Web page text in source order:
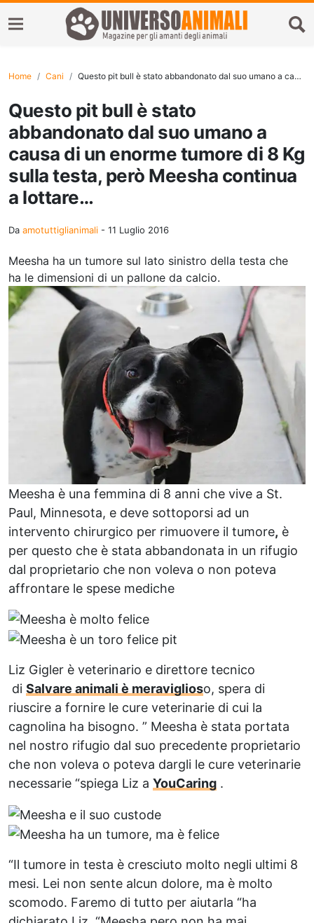
Home Cani Questo pit bull è stato abbandonato dal suo umano a causa di un enorme tumore di 8 Kg sulla testa, però Meesha continua a lottare…
Questo pit bull è stato
abbandonato dal suo umano a
causa di un enorme tumore di 8 Kg
sulla testa, però Meesha continua
a lottare…
Da amotuttiglianimali - 11 Luglio 2016
Meesha ha un tumore sul lato sinistro della testa che
ha le dimensioni di un pallone da calcio.
Meesha è una femmina di 8 anni che vive a St.
Paul, Minnesota, e deve sottoporsi ad un
intervento chirurgico per rimuovere il tumore, è
per questo che è stata abbandonata in un rifugio
dal proprietario che non voleva o non poteva
affrontare le spese mediche
Liz Gigler è veterinario e direttore tecnico
di Salvare animali è meraviglioso, spera di
riuscire a fornire le cure veterinarie di cui la
cagnolina ha bisogno. ” Meesha è stata portata
nel nostro rifugio dal suo precedente proprietario
che non voleva o poteva dargli le cure veterinarie
necessarie “spiega Liz a YouCaring .
“Il tumore in testa è cresciuto molto negli ultimi 8
mesi. Lei non sente alcun dolore, ma è molto
scomodo. Faremo di tutto per aiutarla “ha